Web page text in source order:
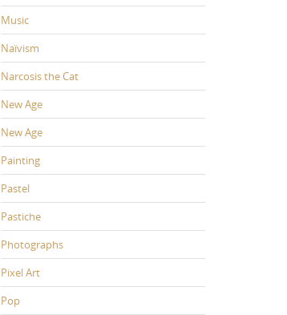
Music
Naïvism
Narcosis the Cat
New Age
New Age
Painting
Pastel
Pastiche
Photographs
Pixel Art
Pop